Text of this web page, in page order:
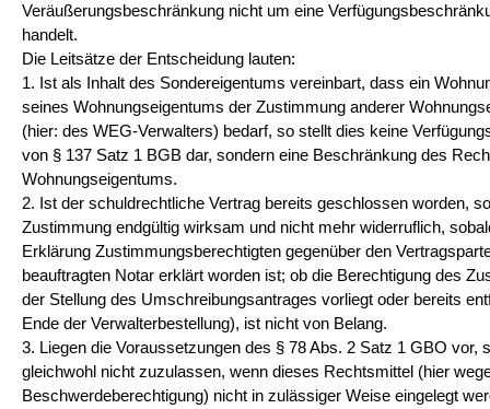
Veräußerungsbeschränkung nicht um eine
handelt.
Die Leitsätze der Entscheidung lauten:
1. Ist als Inhalt des Sondereigentums vereinbart, dass ein
seines Wohnungseigentums der Zustimmung anderer
(hier: des WEG-Verwalters) bedarf, so stellt dies keine
von § 137 Satz 1 BGB dar, sondern eine Beschränkung des
Wohnungseigentums.
2. Ist der schuldrechtliche Vertrag bereits geschlossen worden,
Zustimmung endgültig wirksam und nicht mehr widerruflich,
Erklärung Zustimmungsberechtigten gegenüber den
beauftragten Notar erklärt worden ist; ob die Berechtigung des
der Stellung des Umschreibungsantrages vorliegt oder bereits
Ende der Verwalterbestellung), ist nicht von Belang.
3. Liegen die Voraussetzungen des § 78 Abs. 2 Satz 1 GBO vor,
gleichwohl nicht zuzulassen, wenn dieses Rechtsmittel (hier
Beschwerdeberechtigung) nicht in zulässiger Weise eingelegt